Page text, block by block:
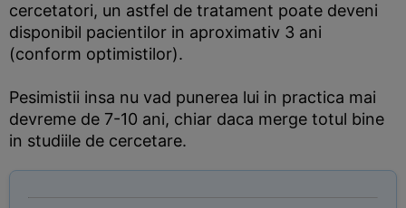
cercetatori, un astfel de tratament poate deveni
disponibil pacientilor in aproximativ 3 ani
(conform optimistilor).
Pesimistii insa nu vad punerea lui in practica mai
devreme de 7-10 ani, chiar daca merge totul bine
in studiile de cercetare.